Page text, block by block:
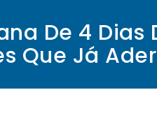
De 4 Dias
Que Já